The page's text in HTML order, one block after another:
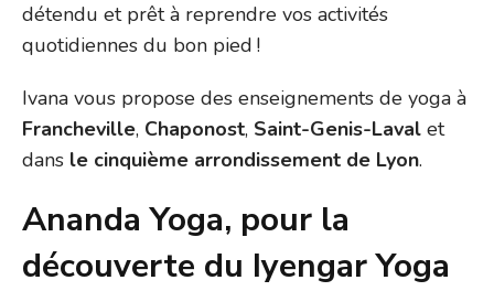
détendu et prêt à reprendre vos activités
quotidiennes du bon pied !
Ivana vous propose des enseignements de yoga à
Francheville, Chaponost, Saint-Genis-Laval et
dans le cinquième arrondissement de Lyon.
Ananda Yoga, pour la
découverte du Iyengar Yoga